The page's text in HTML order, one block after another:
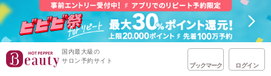
国内最大級の
サロン予約サイト
ブックマーク ログイン